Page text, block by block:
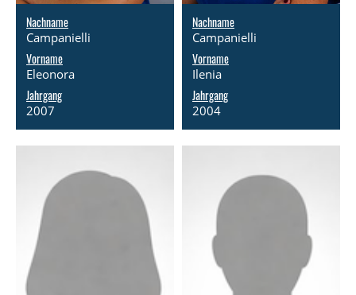
Nachname
Campanielli
Vorname
Eleonora
Jahrgang
2007
Nachname
Campanielli
Vorname
Ilenia
Jahrgang
2004